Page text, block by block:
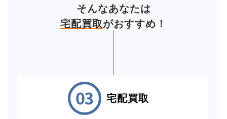
そんなあなたは
宅配買取がおすすめ！
宅配買取